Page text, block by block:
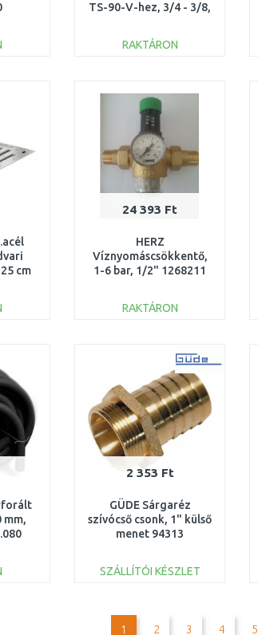
TS-90-V-hez, 3/4 - 3/8,
RAKTÁRON
Összehasonlítás
cm
24 393 Ft
HERZ
Víznyomáscsökkentő,
1-6 bar, 1/2" 1268211
RAKTÁRON
Összehasonlítás
mm,
2 353 Ft
GÜDE Sárgaréz
szívócső csonk, 1" külső
menet 94313
SZÁLLÍTÓI KÉSZLET
Összehasonlítás
1 2 3 4 5